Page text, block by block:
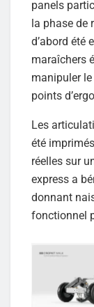
panels
la phase de
d’abord été
maraîchers
manipuler
points
Les
été
réelles sur
express a
donnant
fonctionnel